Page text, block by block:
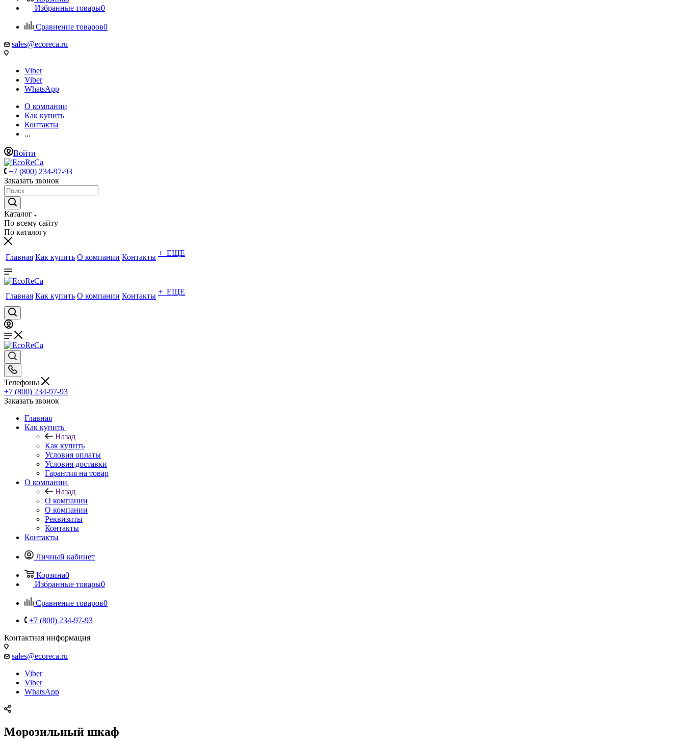
Избранные товары0
Сравнение товаров0
sales@ecoreca.ru
Viber
Viber
WhatsApp
О компании
Как купить
Контакты
...
Войти
+7 (800) 234-97-93
Заказать звонок
Каталог
По всему сайту
По каталогу
Главная Как купить О компании Контакты + ЕЩЕ
Главная Как купить О компании Контакты + ЕЩЕ
Телефоны
+7 (800) 234-97-93
Заказать звонок
Главная
Как купить
Назад
Как купить
Условия оплаты
Условия доставки
Гарантия на товар
О компании
Назад
О компании
О компании
Реквизиты
Контакты
Контакты
Личный кабинет
Корзина0
Избранные товары0
Сравнение товаров0
+7 (800) 234-97-93
Контактная информация
sales@ecoreca.ru
Viber
Viber
WhatsApp
Морозильный шкаф